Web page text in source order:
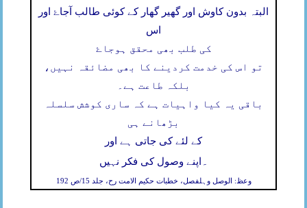
البتہ بدون کاوش اور گھیر گھار کے کوئی طالب آجاۓ اور
اس
کی طلب بھی محقق ہوجاۓ
تو اس کی خدمت کردینے کا بھی مضائقہ نہیں،
بلکہ طاعت ہے۔
باقی یہ کیا واہیات ہے کہ ساری کوشش سلسلہ
بڑھانے ہی
کے لئے کی جاتی ہے اور
اپنے وصول کی فکر نہیں ۔
وعظ: الوصل وہلفصل، خطبات حکیم الامت رح، جلد 15/ص 192